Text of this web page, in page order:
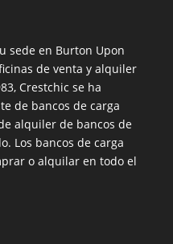
sede en Burton Upon
de venta y alquiler
Crestchic se ha
de bancos de carga
alquiler de bancos de
Los bancos de carga
o alquilar en todo el